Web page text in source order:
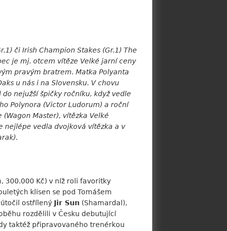
či Irish Champion Stakes (Gr.1) The
je mj. otcem vítěze Velké jarní ceny
pravým bratrem. Matka Polyanta
u nás i na Slovensku. V chovu
nejužší špičky ročníku, když vedle
Polynora (Victor Ludorum) a roční
Master), vítězka Velké
nejlépe vedla dvojková vítězka a v
300.000 Kč) v níž roli favoritky
klisen se pod Tomášem
ostřílený Jir Sun (Shamardal),
rozdělili v Česku debutující
taktéž připravovaného trenérkou